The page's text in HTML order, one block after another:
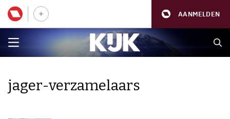
AANMELDEN
jager-verzamelaars